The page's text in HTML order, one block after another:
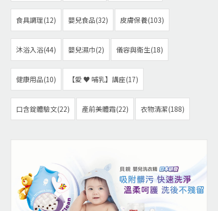
食具調理(12) 嬰兒食品(32) 皮膚保養(103)
沐浴入浴(44) 嬰兒濕巾(2) 儀容與衛生(18)
健康用品(10) 【愛 ♥ 哺乳】講座(17)
口含錠體驗文(22) 產前美體霜(22) 衣物清潔(188)